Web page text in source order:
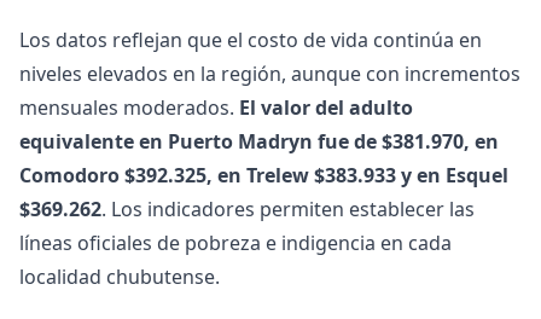
Los datos reflejan que el costo de vida continúa en
niveles elevados en la región, aunque con incrementos
mensuales moderados. El valor del adulto
equivalente en Puerto Madryn fue de $381.970, en
Comodoro $392.325, en Trelew $383.933 y en Esquel
$369.262. Los indicadores permiten establecer las
líneas oficiales de pobreza e indigencia en cada
localidad chubutense.